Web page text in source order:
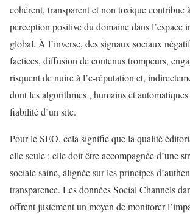
cohérent, transparent et non toxique contribue
perception positive du domaine dans l’espace
global. À l’inverse, des signaux sociaux
factices, diffusion de contenus trompeurs,
risquent de nuire à l’e-réputation et,
dont les algorithmes , humains et
fiabilité d’un site.
Pour le SEO, cela signifie que la qualité
elle seule : elle doit être accompagnée d’une
sociale saine, alignée sur les principes
transparence. Les données Social Channels
offrent justement un moyen de monitorer